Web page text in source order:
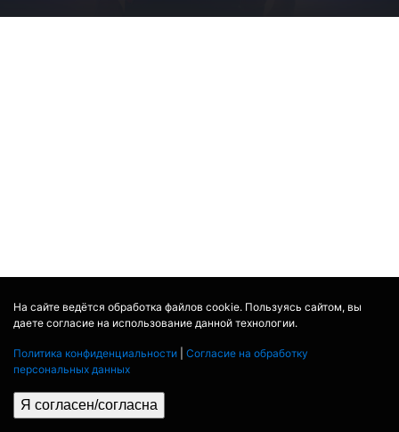
На сайте ведётся обработка файлов cookie. Пользуясь сайтом, вы
даете согласие на использование данной технологии.
Политика конфиденциальности
Согласие на обработку
персональных данных
Я согласен/согласна